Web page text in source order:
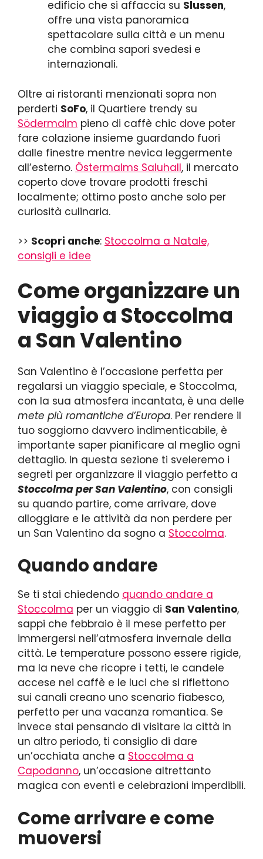
edificio che si affaccia su Slussen,
offre una vista panoramica
spettacolare sulla città e un menu
che combina sapori svedesi e
internazionali.
Oltre ai ristoranti menzionati sopra non
perderti SoFo, il Quartiere trendy su
Södermalm pieno di caffè chic dove poter
fare colazione insieme guardando fuori
dalle finestre mentre nevica leggermente
all’esterno. Östermalms Saluhall, il mercato
coperto dove trovare prodotti freschi
localmente; ottimo posto anche solo per
curiosità culinaria.
>> Scopri anche: Stoccolma a Natale,
consigli e idee
Come organizzare un
viaggio a Stoccolma
a San Valentino
San Valentino è l’occasione perfetta per
regalarsi un viaggio speciale, e Stoccolma,
con la sua atmosfera incantata, è una delle
mete più romantiche d’Europa. Per rendere il
tuo soggiorno davvero indimenticabile, è
importante saper pianificare al meglio ogni
dettaglio. In questa sezione ti sveleremo i
segreti per organizzare il viaggio perfetto a
Stoccolma per San Valentino, con consigli
su quando partire, come arrivare, dove
alloggiare e le attività da non perdere per
un San Valentino da sogno a Stoccolma.
Quando andare
Se ti stai chiedendo quando andare a
Stoccolma per un viaggio di San Valentino,
sappi che febbraio è il mese perfetto per
immergersi nell’atmosfera invernale della
città. Le temperature possono essere rigide,
ma la neve che ricopre i tetti, le candele
accese nei caffè e le luci che si riflettono
sui canali creano uno scenario fiabesco,
perfetto per una vacanza romantica. Se
invece stai pensando di visitare la città in
un altro periodo, ti consiglio di dare
un’occhiata anche a Stoccolma a
Capodanno, un’occasione altrettanto
magica con eventi e celebrazioni imperdibili.
Come arrivare e come
muoversi